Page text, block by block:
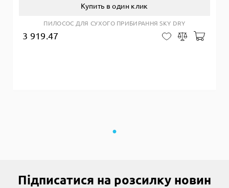
Купить в один клик
ПИЛОСОС ДЛЯ СУХОГО ПРИБИРАННЯ SKY DRY
3 919.47 В закладки
Сравнить
Підписатися на розсилку новин